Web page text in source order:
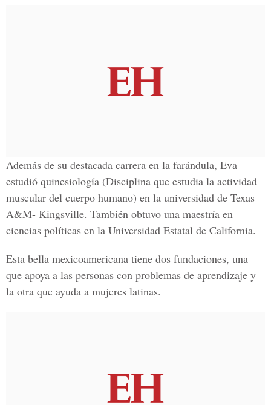
Además de su destacada carrera en la farándula, Eva
estudió quinesiología (Disciplina que estudia la actividad
muscular del cuerpo humano) en la universidad de Texas
A&M- Kingsville. También obtuvo una maestría en
ciencias políticas en la Universidad Estatal de California.
Esta bella mexicoamericana tiene dos fundaciones, una
que apoya a las personas con problemas de aprendizaje y
la otra que ayuda a mujeres latinas.